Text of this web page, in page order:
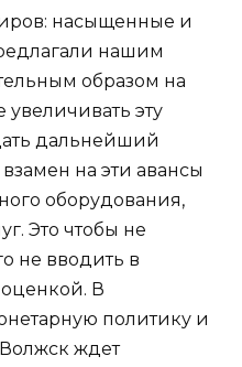
насыщенные и
нашим
образом на
увеличивать эту
дальнейший
на эти авансы
оборудования,
Это чтобы не
не вводить в
В
политику и
ждет